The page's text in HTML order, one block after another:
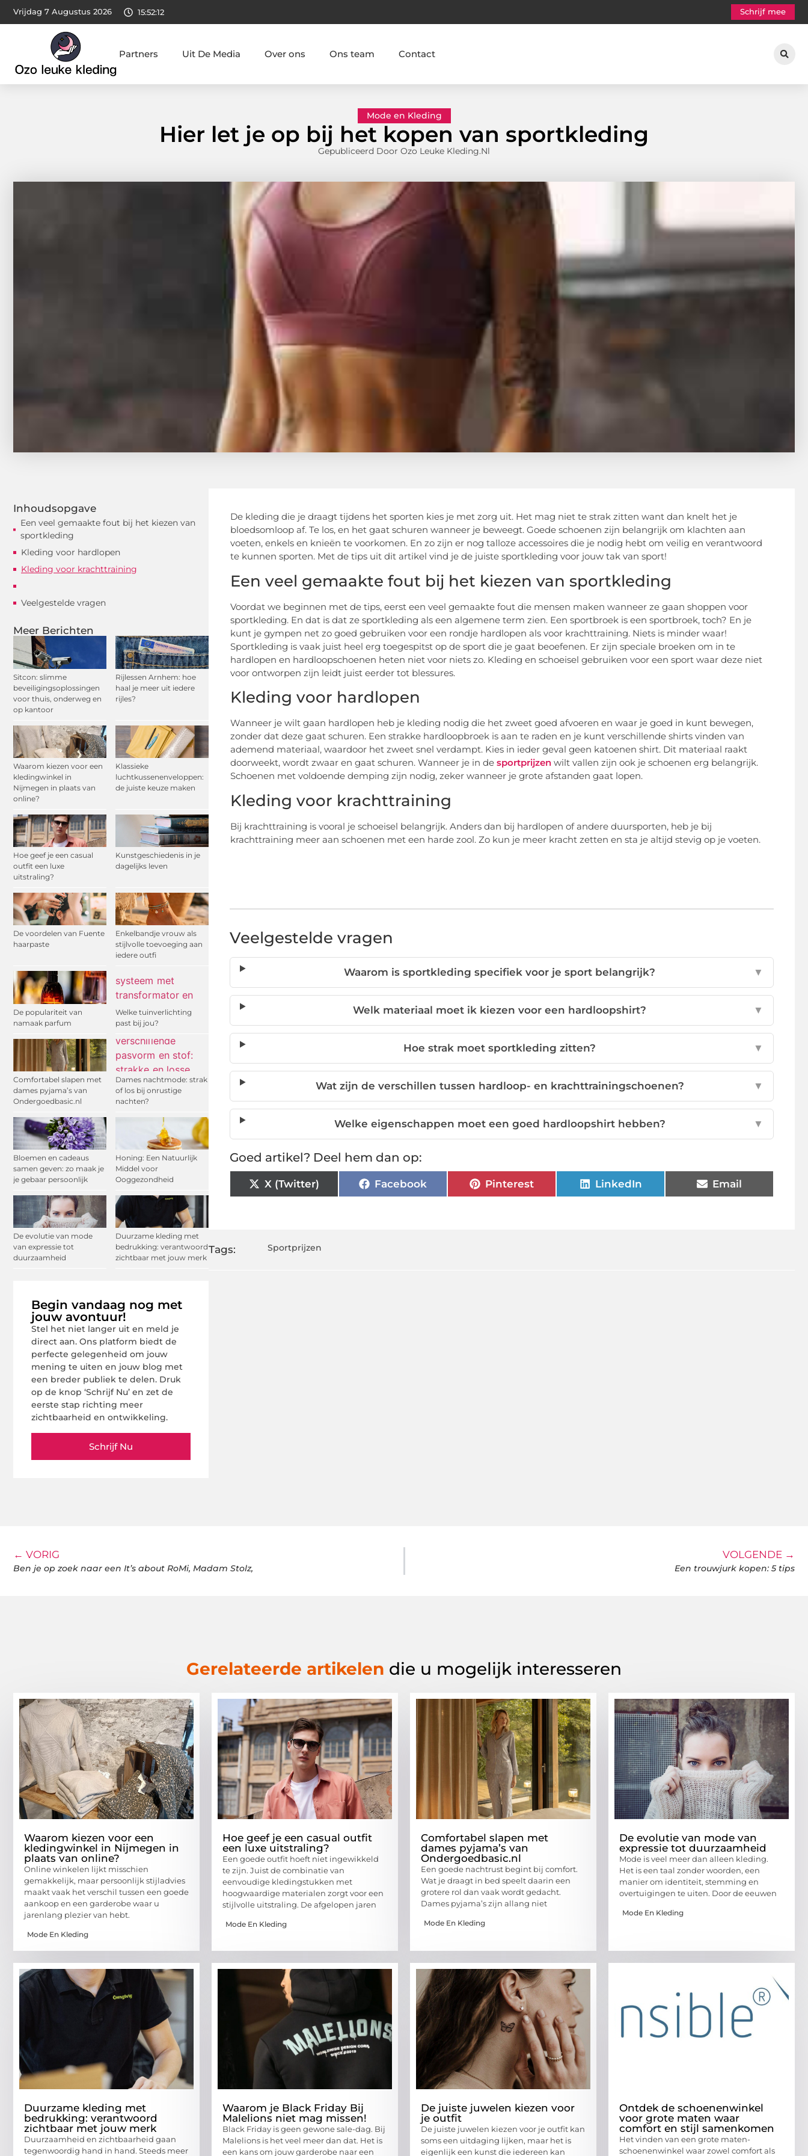
Vrijdag 7 Augustus 2026 15:52:13 Schrijf mee
Partners Uit De Media Over ons Ons team Contact
Mode en Kleding
Hier let je op bij het kopen van sportkleding
Gepubliceerd Door Ozo Leuke Kleding.nl
Inhoudsopgave
Een veel gemaakte fout bij het kiezen van
sportkleding
Kleding voor hardlopen
Kleding voor krachttraining
Veelgestelde vragen
Meer Berichten
Sitcon: slimme
beveiligingsoplossingen
voor thuis, onderweg en
op kantoor
Rijlessen Arnhem: hoe
haal je meer uit iedere
rijles?
Waarom kiezen voor een
kledingwinkel in
Nijmegen in plaats van
online?
Klassieke
luchtkussenenveloppen:
de juiste keuze maken
Hoe geef je een casual
outfit een luxe
uitstraling?
Kunstgeschiedenis in je
dagelijks leven
De voordelen van Fuente
haarpaste
Enkelbandje vrouw als
stijlvolle toevoeging aan
iedere outfi
De populariteit van
namaak parfum
Welke tuinverlichting
past bij jou?
Comfortabel slapen met
dames pyjama’s van
Ondergoedbasic.nl
Dames nachtmode: strak
of los bij onrustige
nachten?
Bloemen en cadeaus
samen geven: zo maak je
je gebaar persoonlijk
Honing: Een Natuurlijk
Middel voor
Ooggezondheid
De evolutie van mode
van expressie tot
duurzaamheid
Duurzame kleding met
bedrukking: verantwoord
zichtbaar met jouw merk
Begin vandaag nog met
jouw avontuur!
Stel het niet langer uit en meld je
direct aan. Ons platform biedt de
perfecte gelegenheid om jouw
mening te uiten en jouw blog met
een breder publiek te delen. Druk
op de knop ‘Schrijf Nu’ en zet de
eerste stap richting meer
zichtbaarheid en ontwikkeling.
Schrijf Nu
De kleding die je draagt tijdens het sporten kies je met zorg uit. Het mag niet te strak zitten want dan knelt het je
bloedsomloop af. Te los, en het gaat schuren wanneer je beweegt. Goede schoenen zijn belangrijk om klachten aan
voeten, enkels en knieën te voorkomen. En zo zijn er nog talloze accessoires die je nodig hebt om veilig en verantwoord
te kunnen sporten. Met de tips uit dit artikel vind je de juiste sportkleding voor jouw tak van sport!
Een veel gemaakte fout bij het kiezen van sportkleding
Voordat we beginnen met de tips, eerst een veel gemaakte fout die mensen maken wanneer ze gaan shoppen voor
sportkleding. En dat is dat ze sportkleding als een algemene term zien. Een sportbroek is een sportbroek, toch? En je
kunt je gympen net zo goed gebruiken voor een rondje hardlopen als voor krachttraining. Niets is minder waar!
Sportkleding is vaak juist heel erg toegespitst op de sport die je gaat beoefenen. Er zijn speciale broeken om in te
hardlopen en hardloopschoenen heten niet voor niets zo. Kleding en schoeisel gebruiken voor een sport waar deze niet
voor ontworpen zijn leidt juist eerder tot blessures.
Kleding voor hardlopen
Wanneer je wilt gaan hardlopen heb je kleding nodig die het zweet goed afvoeren en waar je goed in kunt bewegen,
zonder dat deze gaat schuren. Een strakke hardloopbroek is aan te raden en je kunt verschillende shirts vinden van
ademend materiaal, waardoor het zweet snel verdampt. Kies in ieder geval geen katoenen shirt. Dit materiaal raakt
doorweekt, wordt zwaar en gaat schuren. Wanneer je in de sportprijzen wilt vallen zijn ook je schoenen erg belangrijk.
Schoenen met voldoende demping zijn nodig, zeker wanneer je grote afstanden gaat lopen.
Kleding voor krachttraining
Bij krachttraining is vooral je schoeisel belangrijk. Anders dan bij hardlopen of andere duursporten, heb je bij
krachttraining meer aan schoenen met een harde zool. Zo kun je meer kracht zetten en sta je altijd stevig op je voeten.
Veelgestelde vragen
Waarom is sportkleding specifiek voor je sport belangrijk? ▼
Welk materiaal moet ik kiezen voor een hardloopshirt? ▼
Hoe strak moet sportkleding zitten? ▼
Wat zijn de verschillen tussen hardloop- en krachttrainingschoenen? ▼
Welke eigenschappen moet een goed hardloopshirt hebben? ▼
Goed artikel? Deel hem dan op:
X (Twitter) Facebook Pinterest LinkedIn Email
Tags: Sportprijzen
← VORIG
Ben je op zoek naar een It’s about RoMi, Madam Stolz,
VOLGENDE →
Een trouwjurk kopen: 5 tips
Gerelateerde artikelen die u mogelijk interesseren
Waarom kiezen voor een
kledingwinkel in Nijmegen in
plaats van online?
Online winkelen lijkt misschien
gemakkelijk, maar persoonlijk stijladvies
maakt vaak het verschil tussen een goede
aankoop en een garderobe waar u
jarenlang plezier van hebt.
Mode En Kleding
Hoe geef je een casual outfit
een luxe uitstraling?
Een goede outfit hoeft niet ingewikkeld
te zijn. Juist de combinatie van
eenvoudige kledingstukken met
hoogwaardige materialen zorgt voor een
stijlvolle uitstraling. De afgelopen jaren
Mode En Kleding
Comfortabel slapen met
dames pyjama’s van
Ondergoedbasic.nl
Een goede nachtrust begint bij comfort.
Wat je draagt in bed speelt daarin een
grotere rol dan vaak wordt gedacht.
Dames pyjama’s zijn allang niet
Mode En Kleding
De evolutie van mode van
expressie tot duurzaamheid
Mode is veel meer dan alleen kleding.
Het is een taal zonder woorden, een
manier om identiteit, stemming en
overtuigingen te uiten. Door de eeuwen
Mode En Kleding
Duurzame kleding met
bedrukking: verantwoord
zichtbaar met jouw merk
Duurzaamheid en zichtbaarheid gaan
tegenwoordig hand in hand. Steeds meer
Waarom je Black Friday Bij
Malelions niet mag missen!
Black Friday is geen gewone sale-dag. Bij
Malelions is het veel meer dan dat. Het is
een kans om jouw garderobe naar een
De juiste juwelen kiezen voor
je outfit
De juiste juwelen kiezen voor je outfit kan
soms een uitdaging lijken, maar het is
eigenlijk een kunst die iedereen kan
Ontdek de schoenenwinkel
voor grote maten waar
comfort en stijl samenkomen
Het vinden van een grote maten-
schoenenwinkel waar zowel comfort als